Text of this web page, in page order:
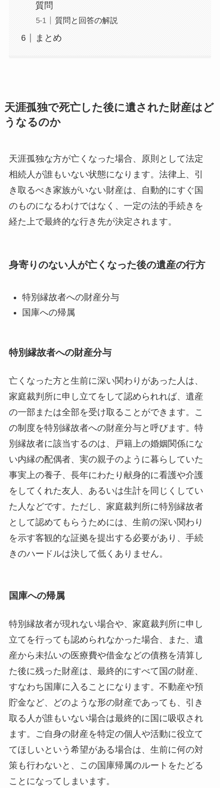
質問
質問と回答の解説
まとめ
天涯孤独で死亡した後に遺された財産はど
うなるのか
天涯孤独な方が亡くなった場合、原則として法定
相続人が誰もいない状態になります。法律上、引
き取るべき家族がいない財産は、自動的にすぐ国
のものになるわけではなく、一定の法的手続きを
経た上で最終的な行き先が決定されます。
身寄りのない人が亡くなった後の遺産の行方
特別縁故者への財産分与
国庫への帰属
特別縁故者への財産分与
亡くなった方と生前に深い関わりがあった人は、
家庭裁判所に申し立てをして認められれば、遺産
の一部または全部を受け取ることができます。こ
の制度を特別縁故者への財産分与と呼びます。特
別縁故者に該当するのは、戸籍上の婚姻関係にな
い内縁の配偶者、実の親子のように暮らしていた
事実上の養子、長年にわたり献身的に看護や介護
をしてくれた友人、あるいは生計を同じくしてい
た人などです。ただし、家庭裁判所に特別縁故者
として認めてもらうためには、生前の深い関わり
を示す客観的な証拠を提出する必要があり、手続
きのハードルは決して低くありません。
国庫への帰属
特別縁故者が現れない場合や、家庭裁判所に申し
立てを行っても認められなかった場合、また、遺
産から未払いの医療費や借金などの債務を清算し
た後に残った財産は、最終的にすべて国の財産、
すなわち国庫に入ることになります。不動産や預
貯金など、どのような形の財産であっても、引き
取る人が誰もいない場合は最終的に国に吸収され
ます。ご自身の財産を特定の個人や活動に役立て
てほしいという希望がある場合は、生前に何の対
策も行わないと、この国庫帰属のルートをたどる
ことになってしまいます。